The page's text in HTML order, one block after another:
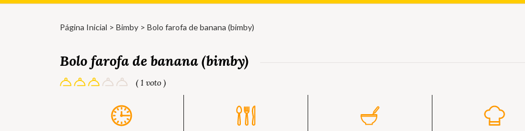
Página Inicial > Bimby > Bolo farofa de banana (bimby)
Bolo farofa de banana (bimby)
( 1 voto )